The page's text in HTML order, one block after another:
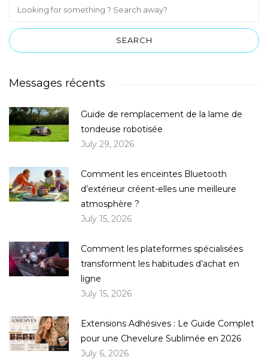
Messages récents
Guide de remplacement de la lame de
tondeuse robotisée
July 29, 2026
Comment les enceintes Bluetooth
d’extérieur créent-elles une meilleure
atmosphère ?
July 15, 2026
Comment les plateformes spécialisées
transforment les habitudes d’achat en
ligne
July 15, 2026
Extensions Adhésives : Le Guide Complet
pour une Chevelure Sublimée en 2026
July 6, 2026